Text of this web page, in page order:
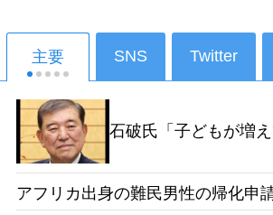
主要 SNS Twitter
石破氏「子どもが増
からねえ。その時、
家をやっていないで
アフリカ出身の難民男性の帰化申